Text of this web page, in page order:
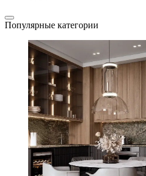
Популярные категории